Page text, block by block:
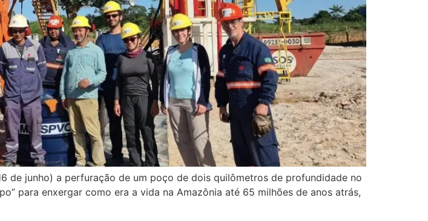
de junho) a perfuração de um poço de dois quilômetros de profundidade no
para enxergar como era a vida na Amazônia até 65 milhões de anos atrás,